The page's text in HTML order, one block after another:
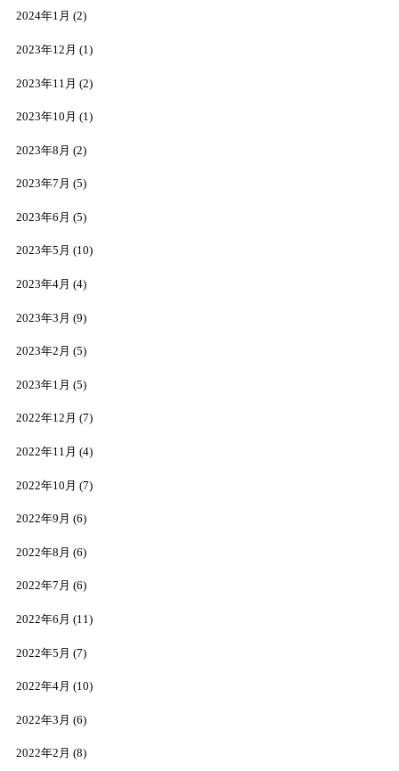
2024年1月 (2)
2023年12月 (1)
2023年11月 (2)
2023年10月 (1)
2023年8月 (2)
2023年7月 (5)
2023年6月 (5)
2023年5月 (10)
2023年4月 (4)
2023年3月 (9)
2023年2月 (5)
2023年1月 (5)
2022年12月 (7)
2022年11月 (4)
2022年10月 (7)
2022年9月 (6)
2022年8月 (6)
2022年7月 (6)
2022年6月 (11)
2022年5月 (7)
2022年4月 (10)
2022年3月 (6)
2022年2月 (8)